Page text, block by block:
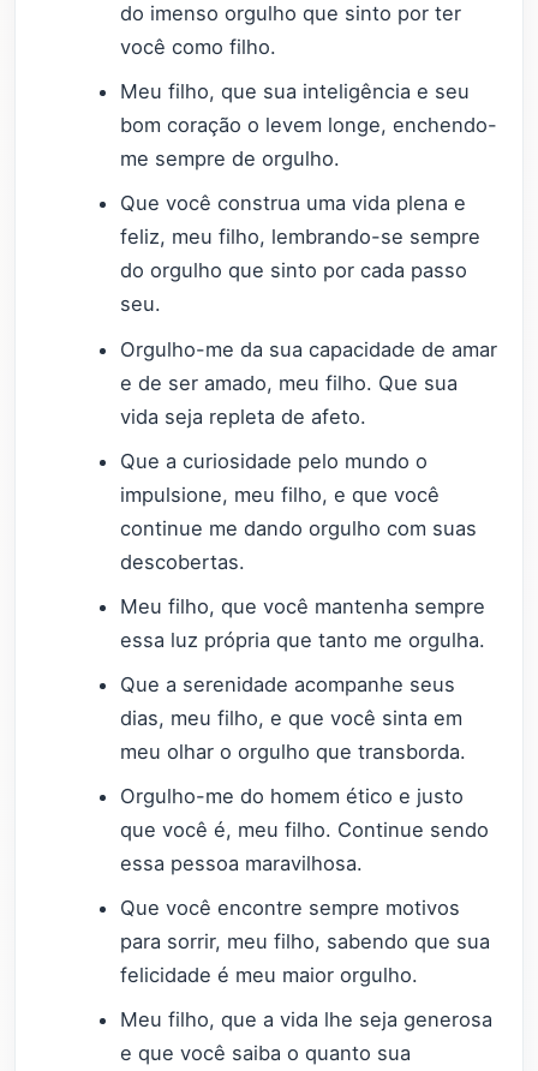
do imenso orgulho que sinto por ter
você como filho.
Meu filho, que sua inteligência e seu
bom coração o levem longe, enchendo-
me sempre de orgulho.
Que você construa uma vida plena e
feliz, meu filho, lembrando-se sempre
do orgulho que sinto por cada passo
seu.
Orgulho-me da sua capacidade de amar
e de ser amado, meu filho. Que sua
vida seja repleta de afeto.
Que a curiosidade pelo mundo o
impulsione, meu filho, e que você
continue me dando orgulho com suas
descobertas.
Meu filho, que você mantenha sempre
essa luz própria que tanto me orgulha.
Que a serenidade acompanhe seus
dias, meu filho, e que você sinta em
meu olhar o orgulho que transborda.
Orgulho-me do homem ético e justo
que você é, meu filho. Continue sendo
essa pessoa maravilhosa.
Que você encontre sempre motivos
para sorrir, meu filho, sabendo que sua
felicidade é meu maior orgulho.
Meu filho, que a vida lhe seja generosa
e que você saiba o quanto sua